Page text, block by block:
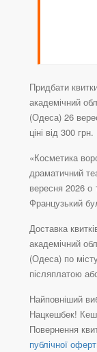
Придбати
академічний
(Одеса) 26
ціні від 300 грн.
«Косметика
драматичний
вересня 2026 о
Французький
Доставка
академічний
(Одеса) по
післяплатою
Найповніший
Нацкешбек!
Повернення
публічної